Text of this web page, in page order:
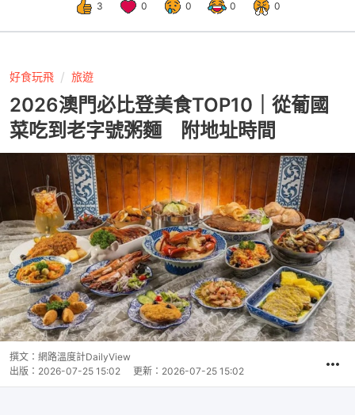
3 0 0 0 0
好食玩飛 旅遊
2026澳門必比登美食TOP10｜從葡國
菜吃到老字號粥麵 附地址時間
撰文： 網路溫度計DailyView
出版： 2026-07-25 15:02 更新： 2026-07-25 15:02